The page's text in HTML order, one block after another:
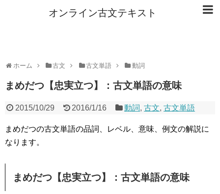
オンライン古文テキスト
ホーム 古文 古文単語 動詞
まめだつ【忠実立つ】：古文単語の意味
2015/10/29 2016/1/16 動詞,古文,古文単語
まめだつの古文単語の品詞、レベル、意味、例文の解説に
なります。
まめだつ【忠実立つ】：古文単語の意味